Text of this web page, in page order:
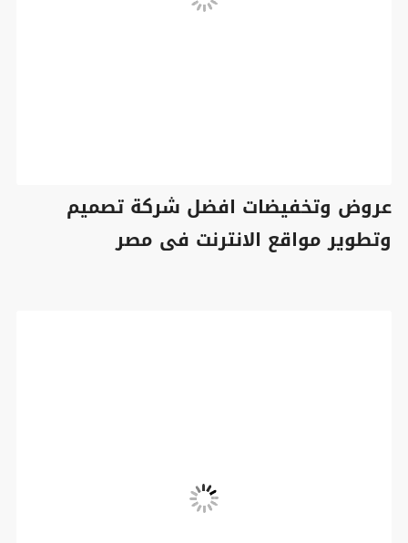
عروض وتخفيضات افضل شركة تصميم
وتطوير مواقع الانترنت فى مصر